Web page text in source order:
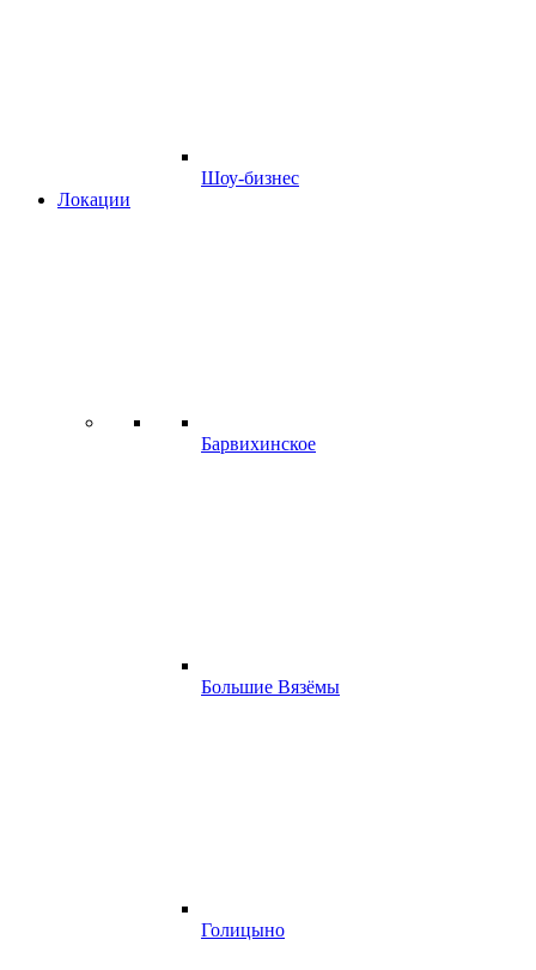
Шоу-бизнес
Локации
Барвихинское
Большие Вязёмы
Голицыно